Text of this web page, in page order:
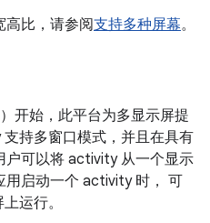
高比，请参阅支持多种屏幕。
开始，此平台为多显示屏提
持多窗口模式，并且在具有
户可以将 activity 从一个显示
用启动一个 activity 时， 可
运行。